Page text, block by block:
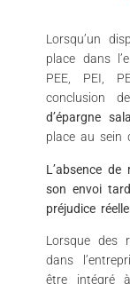
Lorsqu’un
place dans
PEE, PEI,
conclusion
d’épargne
place au sein
L’absence
son envoi
préjudice
Lorsque des
dans
être intégré